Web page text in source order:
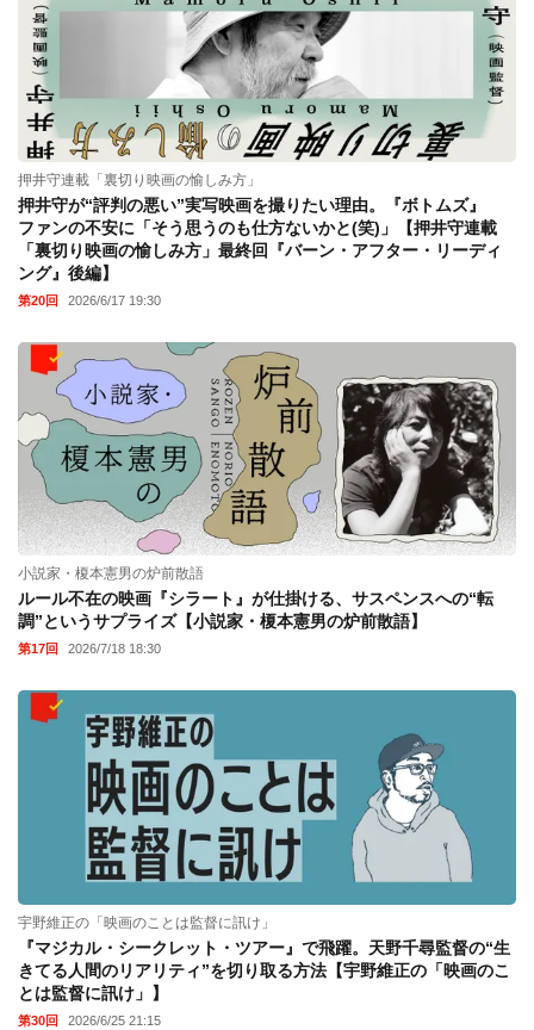
押井守連載「裏切り映画の愉しみ方」
押井守が“評判の悪い”実写映画を撮りたい理由。『ボトムズ』
ファンの不安に「そう思うのも仕方ないかと(笑)」【押井守連載
「裏切り映画の愉しみ方」最終回『バーン・アフター・リーディ
ング』後編】
第20回 2026/6/17 19:30
小説家・榎本憲男の炉前散語
ルール不在の映画『シラート』が仕掛ける、サスペンスへの“転
調”というサプライズ【小説家・榎本憲男の炉前散語】
第17回 2026/7/18 18:30
宇野維正の「映画のことは監督に訊け」
『マジカル・シークレット・ツアー』で飛躍。天野千尋監督の“生
きてる人間のリアリティ”を切り取る方法【宇野維正の「映画のこ
とは監督に訊け」】
第30回 2026/6/25 21:15